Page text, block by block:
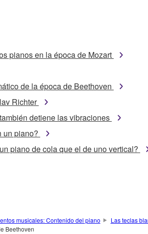
pianos en la época de Mozart
de la época de Beethoven
Richter
detiene las vibraciones
un piano?
piano de cola que el de uno vertical?
musicales: Contenido del piano
Las teclas
Beethoven